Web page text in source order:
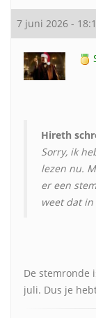
7 juni 2026 -
Hireth
Sorry, ik
lezen nu.
er een
weet dat
De stemronde
juli. Dus je